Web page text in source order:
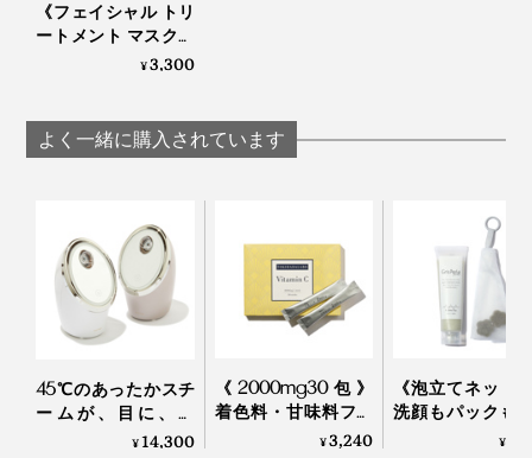
『獺祭』の味わいようにすっきりとしているのに、あと
で触れるとしっとりしている……、そんな理想的な感触
ては感想を聞き、納得がいくまで何度も試作。
でしませんよ」と工場担当者もあきれるほどだったと
あくなき探究心の末に完成した『獺祭ビューティ』は、
単なる“日本酒コスメ”以上の、洗練された使い心地と、
肌で味わう『獺祭』、あなたの肌で“利酒”してみてくだ
《フェイシャル トリ
ートメント マスク／
5枚入り》「獺祭 純
配合 フェイスマスク
｜獺祭ビューティ
¥3,300
よく一緒に購入されています
45℃のあったかスチ
ームが、目に、肌
に、気持ちいい“顔だ
¥14,300
《2000mg30包》
着色料・甘味料フリ
ー、高純度VitaminC
¥3,240
《泡立てネット
洗顔もパックも
る、「富山クレ
¥